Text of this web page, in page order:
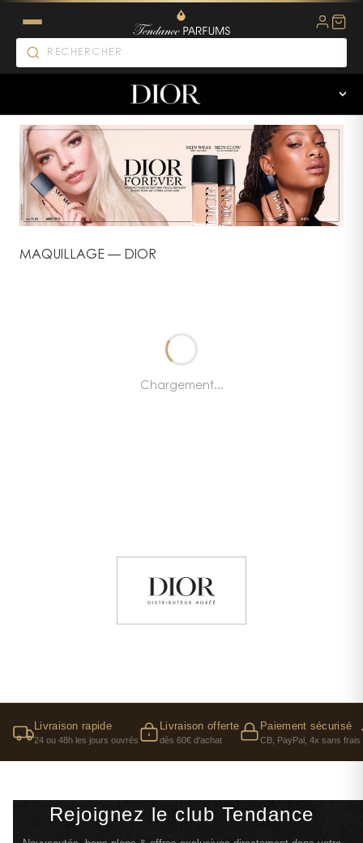
MAQUILLAGE — DIOR
Chargement...
Livraison rapide
24 ou 48h les jours ouvrés
Livraison offerte
dès 60€ d'achat
Paiement sécurisé
CB, PayPal, 4x sans frais
Rejoignez le club Tendance